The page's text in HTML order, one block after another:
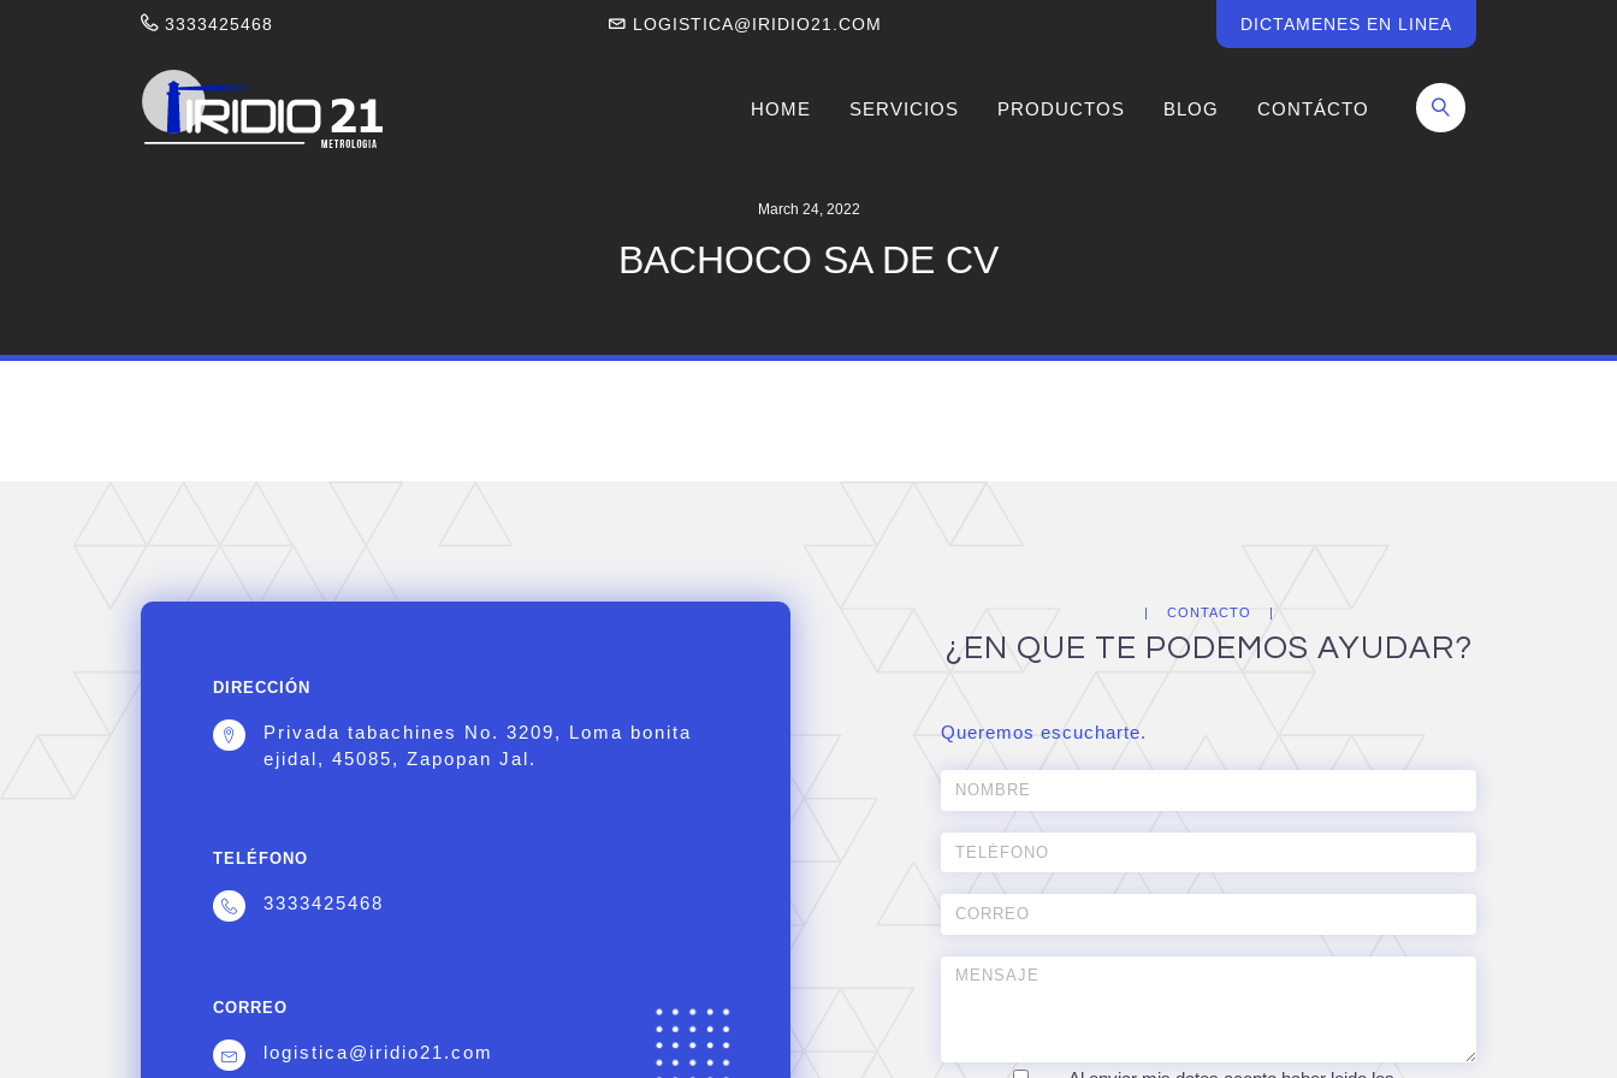
3333425468 LOGISTICA@IRIDIO21.COM DICTAMENES EN LINEA
HOME SERVICIOS PRODUCTOS BLOG CONTÁCTO
March 24, 2022
BACHOCO SA DE CV
DIRECCIÓN
Privada tabachines No. 3209, Loma bonita
ejidal, 45085, Zapopan Jal.
TELÉFONO
3333425468
CORREO
logistica@iridio21.com
CONTACTO
¿EN QUE TE PODEMOS AYUDAR?
Queremos escucharte.